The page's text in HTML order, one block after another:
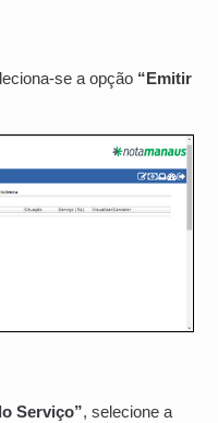
se a opção “Emitir
Serviço”, selecione a